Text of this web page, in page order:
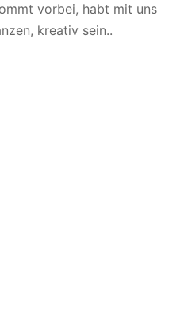
vorbei, habt mit uns
kreativ sein..